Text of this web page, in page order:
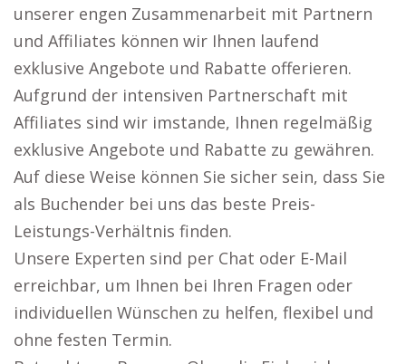
unserer engen Zusammenarbeit mit Partnern
und Affiliates können wir Ihnen laufend
exklusive Angebote und Rabatte offerieren.
Aufgrund der intensiven Partnerschaft mit
Affiliates sind wir imstande, Ihnen regelmäßig
exklusive Angebote und Rabatte zu gewähren.
Auf diese Weise können Sie sicher sein, dass Sie
als Buchender bei uns das beste Preis-
Leistungs-Verhältnis finden.
Unsere Experten sind per Chat oder E-Mail
erreichbar, um Ihnen bei Ihren Fragen oder
individuellen Wünschen zu helfen, flexibel und
ohne festen Termin.